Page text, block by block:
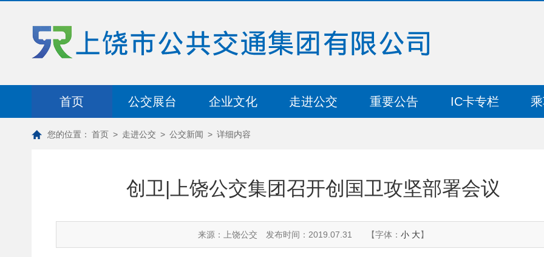
首页 公交展台 企业文化 走进公交 重要公告 IC卡专栏
您的位置： 首页 > 走进公交 > 公交新闻 > 详细内容
创卫|上饶公交集团召开创国卫攻坚部署会议
来源：上饶公交 发布时间：2019.07.31 【字体： 小 大】